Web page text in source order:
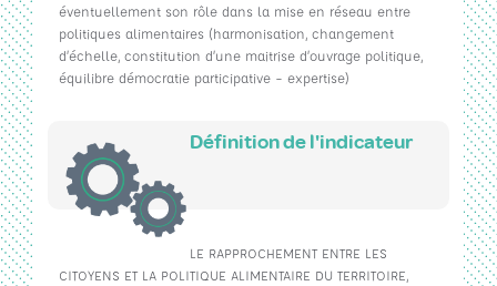
éventuellement son rôle dans la mise en réseau entre
politiques alimentaires (harmonisation, changement
d’échelle, constitution d’une maitrise d’ouvrage politique,
équilibre démocratie participative – expertise)
Définition de l'indicateur
LE RAPPROCHEMENT ENTRE LES
CITOYENS ET LA POLITIQUE ALIMENTAIRE DU TERRITOIRE,